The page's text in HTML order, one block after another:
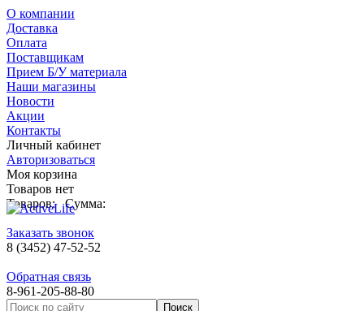
О компании
Доставка
Оплата
Поставщикам
Прием Б/У материала
Наши магазины
Новости
Акции
Контакты
Личный кабинет
Авторизоваться
Моя корзина
Товаров нет
Товаров: Сумма:
Заказать звонок
8 (3452) 47-52-52
Обратная связь
8-961-205-88-80